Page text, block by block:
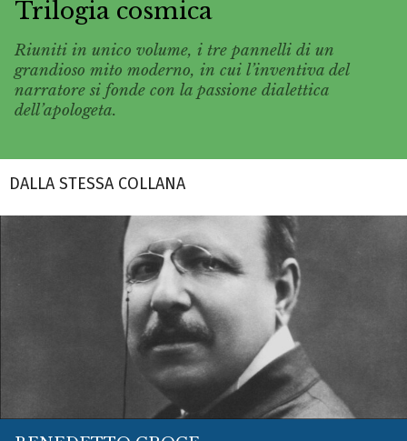
Trilogia cosmica
Riuniti in unico volume, i tre pannelli di un
grandioso mito moderno, in cui l’inventiva del
narratore si fonde con la passione dialettica
dell’apologeta.
DALLA STESSA COLLANA